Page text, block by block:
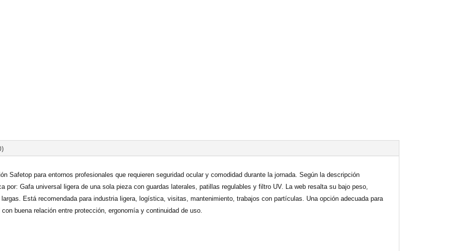
Safetop para entornos profesionales que requieren seguridad ocular y comodidad durante la jornada. Según la descripción
por: Gafa universal ligera de una sola pieza con guardas laterales, patillas regulables y filtro UV. La web resalta su bajo peso,
Está recomendada para industria ligera, logística, visitas, mantenimiento, trabajos con partículas. Una opción adecuada para
buena relación entre protección, ergonomía y continuidad de uso.